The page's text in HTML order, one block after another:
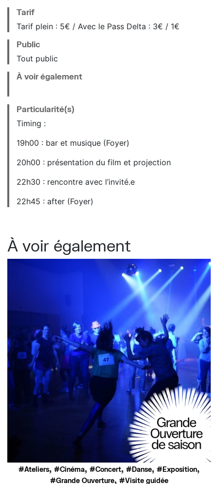
Tarif
Tarif plein : 5€ / Avec le Pass Delta : 3€ / 1€
Public
Tout public
À voir également
Particularité(s)
Timing :
19h00 : bar et musique (Foyer)
20h00 : présentation du film et projection
22h30 : rencontre avec l’invité.e
22h45 : after (Foyer)
À voir également
Ateliers, Cinéma, Concert, Danse, Exposition,
Grande Ouverture, Visite guidée